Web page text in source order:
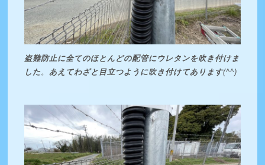
盗難防止に全てのほとんどの配管にウレタンを吹き付けま
した。あえてわざと目立つように吹き付けてあります(^^)